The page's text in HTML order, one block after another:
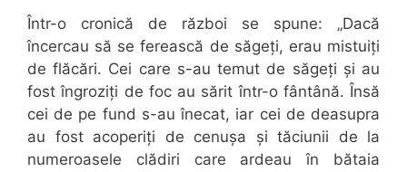
Într-o cronică de război se spune: „Dacă
încercau să se ferească de săgeți, erau mistuiți
de flăcări. Cei care s-au temut de săgeți și au
fost îngroziți de foc au sărit într-o fântână. Însă
cei de pe fund s-au înecat, iar cei de deasupra
au fost acoperiți de cenușa și tăciunii de la
numeroasele clădiri care ardeau în bătaia